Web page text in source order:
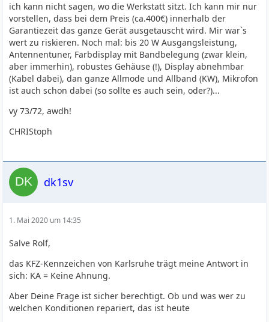
ich kann nicht sagen, wo die Werkstatt sitzt. Ich kann mir nur
vorstellen, dass bei dem Preis (ca.400€) innerhalb der
Garantiezeit das ganze Gerät ausgetauscht wird. Mir war`s
wert zu riskieren. Noch mal: bis 20 W Ausgangsleistung,
Antennentuner, Farbdisplay mit Bandbelegung (zwar klein,
aber immerhin), robustes Gehäuse (!), Display abnehmbar
(Kabel dabei), dan ganze Allmode und Allband (KW), Mikrofon
ist auch schon dabei (so sollte es auch sein, oder?)...
vy 73/72, awdh!
CHRIStoph
dk1sv
1. Mai 2020 um 14:35
Salve Rolf,
das KFZ-Kennzeichen von Karlsruhe trägt meine Antwort in
sich: KA = Keine Ahnung.
Aber Deine Frage ist sicher berechtigt. Ob und was wer zu
welchen Konditionen repariert, das ist heute